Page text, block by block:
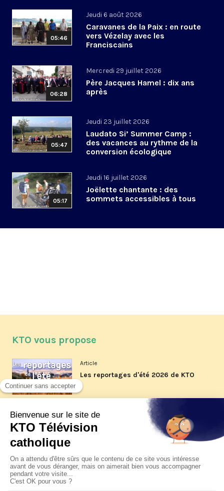
05:46
Jeudi 6 août 2026
Caravanes de la Paix : en route
vers Vézelay avec les
Franciscains
06:28
Mercredi 29 juillet 2026
Père Jacques Hamel : dix ans
après
05:47
Jeudi 23 juillet 2026
Laudato Si’ Summer Camp :
des vacances au rythme de la
conversion écologique
05:17
Jeudi 16 juillet 2026
Joëlette chantante : des
sommets accessibles à tous
KTO vous propose
Article
Les reportages d'été 2026 de KTO
La visite pastorale du pape Léon
XIV à Assise à suivre sur KTO le
Article
Le pape en Uruguay, Argentine et